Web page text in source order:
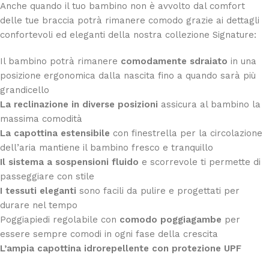
Anche quando il tuo bambino non è avvolto dal comfort
delle tue braccia potrà rimanere comodo grazie ai dettagli
confortevoli ed eleganti della nostra collezione Signature:
Il bambino potrà rimanere comodamente sdraiato in una
posizione ergonomica dalla nascita fino a quando sarà più
grandicello
La reclinazione in diverse posizioni assicura al bambino la
massima comodità
La capottina estensibile con finestrella per la circolazione
dell’aria mantiene il bambino fresco e tranquillo
Il sistema a sospensioni fluido e scorrevole ti permette di
passeggiare con stile
I tessuti eleganti sono facili da pulire e progettati per
durare nel tempo
Poggiapiedi regolabile con comodo poggiagambe per
essere sempre comodi in ogni fase della crescita
L’ampia capottina idrorepellente con protezione UPF